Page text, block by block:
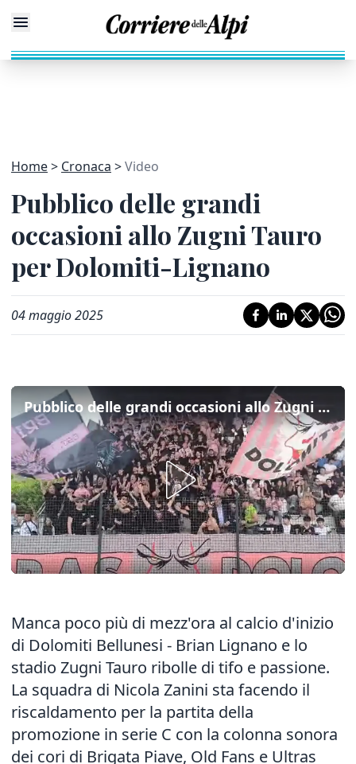
Home Cronaca Video
Pubblico delle grandi
occasioni allo Zugni Tauro
per Dolomiti-Lignano
04 maggio 2025
Pubblico delle grandi occasioni allo Zugni Tauro per Dolomiti-Lignano
Manca poco più di mezz'ora al calcio d'inizio
di Dolomiti Bellunesi - Brian Lignano e lo
stadio Zugni Tauro ribolle di tifo e passione.
La squadra di Nicola Zanini sta facendo il
riscaldamento per la partita della
promozione in serie C con la colonna sonora
dei cori di Brigata Piave, Old Fans e Ultras